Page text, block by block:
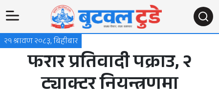
२१ श्रावण २०८३, बिहीबार
फरार प्रतिवादी पक्राउ, २
ट्याक्टर नियन्त्रणमा